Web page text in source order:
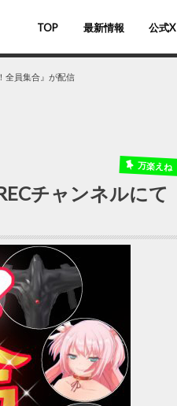
TOP 最新情報 公式X
全員集合』が配信
万楽えね
チャンネルにて